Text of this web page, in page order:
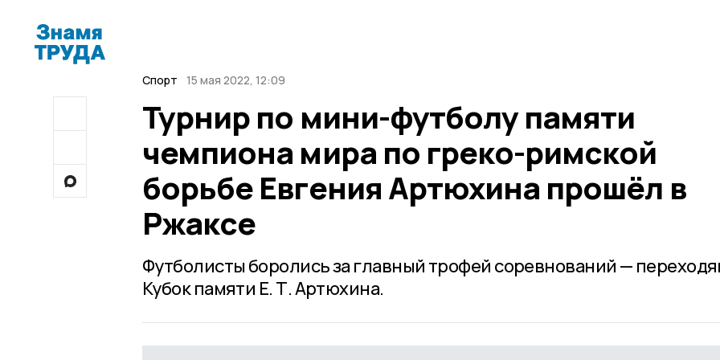
Спорт 15 мая 2022, 12:09
Турнир по мини-футболу памяти
чемпиона мира по греко-римской
борьбе Евгения Артюхина прошёл в
Ржаксе
Футболисты боролись за главный трофей соревнований —
Кубок памяти Е. Т. Артюхина.